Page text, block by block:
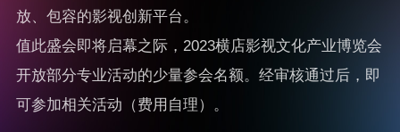
放、包容的影视创新平台。
值此盛会即将启幕之际，2023横店影视文化产业博览会
开放部分专业活动的少量参会名额。经审核通过后，即
可参加相关活动（费用自理）。